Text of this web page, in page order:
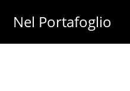
main
primary
Nel Portafoglio